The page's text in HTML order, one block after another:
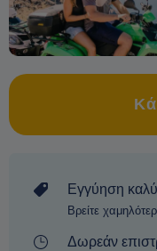
Εγγύηση
Βρείτε
Δωρεάν